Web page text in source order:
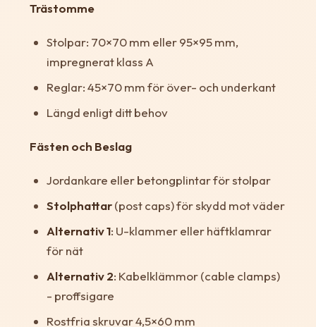
Trästomme
Stolpar: 70×70 mm eller 95×95 mm,
impregnerat klass A
Reglar: 45×70 mm för över- och underkant
Längd enligt ditt behov
Fästen och Beslag
Jordankare eller betongplintar för stolpar
Stolphattar(post caps) för skydd mot väder
Alternativ 1: U-klammer eller häftklamrar
för nät
Alternativ 2: Kabelklämmor (cable clamps)
- proffsigare
Rostfria skruvar 4,5×60 mm